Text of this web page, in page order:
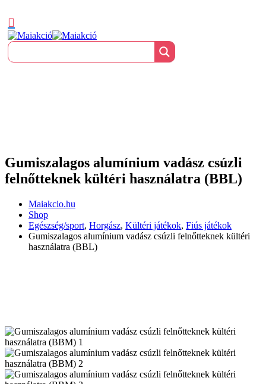
Gumiszalagos alumínium vadász csúzli
felnőtteknek kültéri használatra (BBL)
Maiakcio.hu
Shop
Egészség/sport, Horgász, Kültéri játékok, Fiús játékok
Gumiszalagos alumínium vadász csúzli felnőtteknek kültéri
használatra (BBL)